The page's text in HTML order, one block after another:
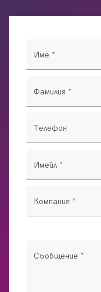
Име *
Фамилия *
Телефон
Имейл *
Компания *
Съобщение *